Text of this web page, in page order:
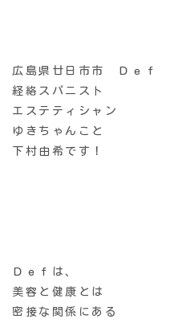
広島県廿日市市 Ｄｅｆ
経絡スパニスト
エステティシャン
ゆきちゃんこと
下村由希です！
Ｄｅｆは、
美容と健康とは
密接な関係にある